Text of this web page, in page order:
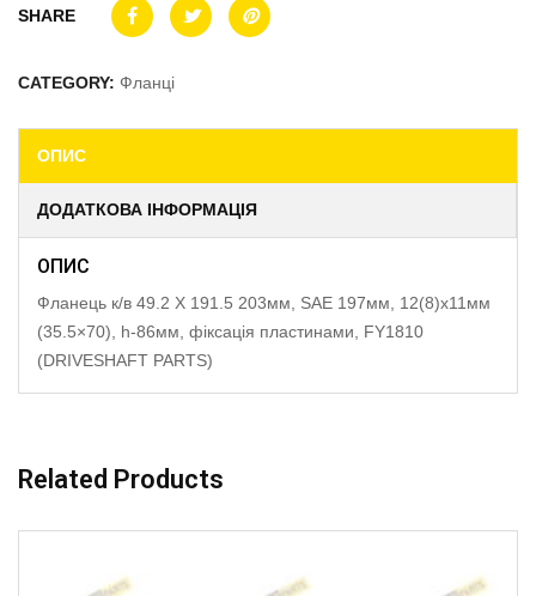
SHARE
CATEGORY: Фланці
ОПИС
ДОДАТКОВА ІНФОРМАЦІЯ
ОПИС
Фланець к/в 49.2 X 191.5 203мм, SAE 197мм, 12(8)x11мм
(35.5×70), h-86мм, фіксація пластинами, FY1810
(DRIVESHAFT PARTS)
Related Products